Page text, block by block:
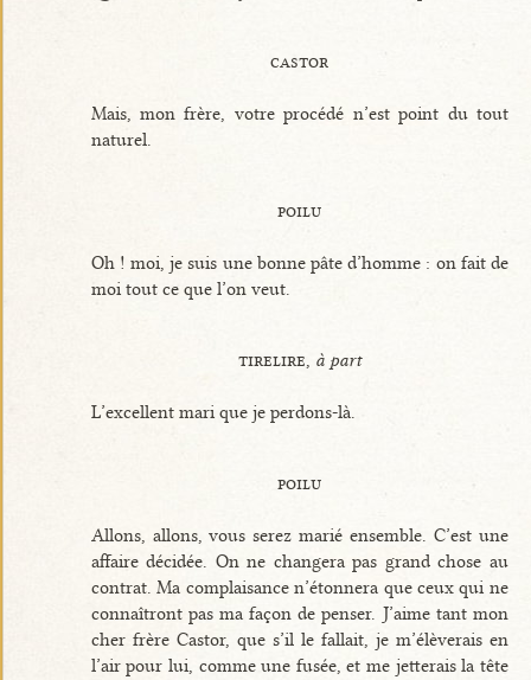
castor
Mais, mon frère, votre procédé n’est point du tout
naturel.
poilu
Oh ! moi, je suis une bonne pâte d’homme : on fait de
moi tout ce que l’on veut.
tirelire, à part
L’excellent mari que je perdons-là.
poilu
Allons, allons, vous serez marié ensemble. C’est une
affaire décidée. On ne changera pas grand chose au
contrat. Ma complaisance n’étonnera que ceux qui ne
connaîtront pas ma façon de penser. J’aime tant mon
cher frère Castor, que s’il le fallait, je m’élèverais en
l’air pour lui, comme une fusée, et me jetterais la tête